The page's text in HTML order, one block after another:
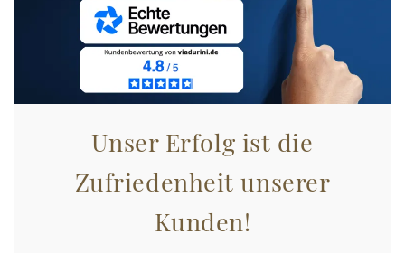
Unser Erfolg ist die
Zufriedenheit unserer
Kunden!